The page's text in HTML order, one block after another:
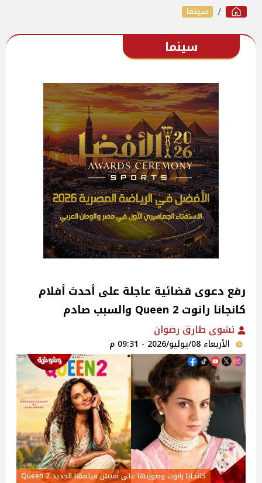
سينما
سينما
رفع دعوى قضائية عاجلة على أحدث أفلام
كانجانا رانوت Queen 2 والسبب صادم
نشوى طارق رضوان
الأربعاء 08/يوليو/2026 - 09:31 م
كانجانا رانوت وصورتها على أفيش فيلمها الجديد Queen 2